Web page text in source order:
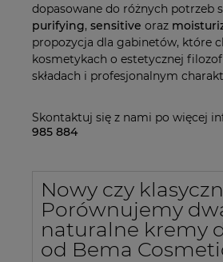
dopasowane do różnych potrzeb
purifying, sensitive oraz
propozycja dla gabinetów, które
kosmetykach o estetycznej
składach i profesjonalnym
Skontaktuj się z nami po więcej
985 884
Nowy czy
Porównujemy
naturalne kremy
od Bema